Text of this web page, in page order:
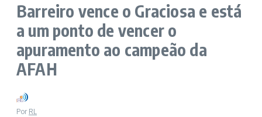
Barreiro vence o Graciosa e está
a um ponto de vencer o
apuramento ao campeão da
AFAH
Por RL